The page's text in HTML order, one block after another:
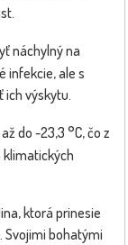
náchylný na
infekcie, ale s
výskytu.
do -23,3 °C, čo z
klimatických
ktorá prinesie
Svojimi bohatými